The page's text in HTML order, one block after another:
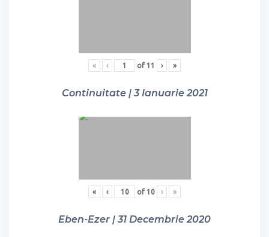
« ‹ of 11 › »
Continuitate | 3 Ianuarie 2021
« ‹ of 10 › »
Eben-Ezer | 31 Decembrie 2020